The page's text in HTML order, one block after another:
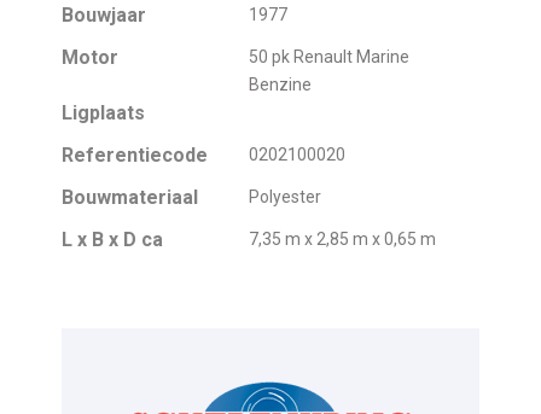
Bouwjaar 1977
Motor
50 pk Renault Marine
Benzine
Ligplaats
Referentiecode
0202100020
Bouwmateriaal Polyester
L x B x D ca 7,35 m x 2,85 m x 0,65 m